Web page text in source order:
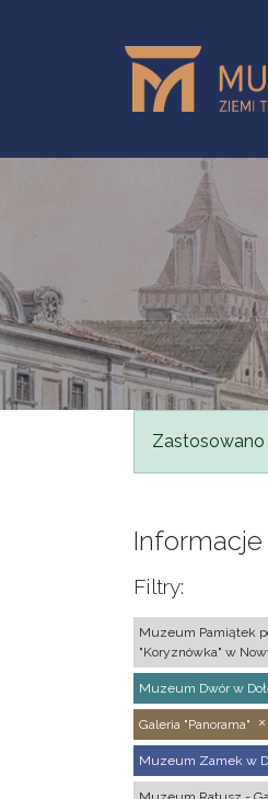
Komunikat
Zastosowano
Informacje
Filtry:
Muzeum Pamiątek
"Koryznówka" w
Muzeum Dwór w
Galeria "Panorama"
Muzeum Zamek w